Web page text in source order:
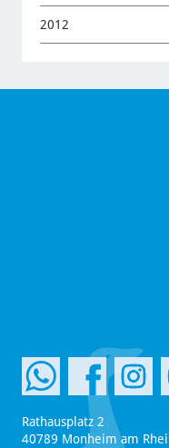
2012
Rathausplatz 2
40789 Monheim am